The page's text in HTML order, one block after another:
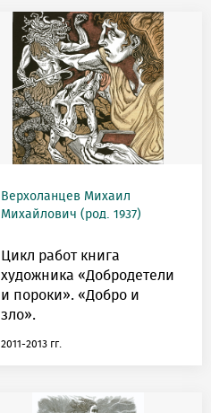
Верхоланцев Михаил
Михайлович (род. 1937)
Цикл работ книга
художника «Добродетели
и пороки». «Добро и
зло».
2011-2013 гг.